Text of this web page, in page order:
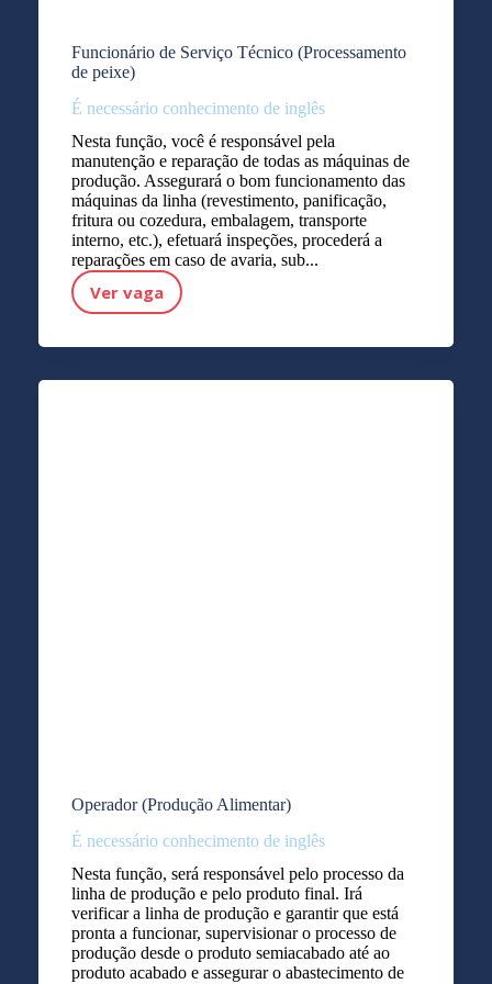
Funcionário de Serviço Técnico (Processamento
de peixe)
É necessário conhecimento de inglês
Nesta função, você é responsável pela
manutenção e reparação de todas as máquinas de
produção. Assegurará o bom funcionamento das
máquinas da linha (revestimento, panificação,
fritura ou cozedura, embalagem, transporte
interno, etc.), efetuará inspeções, procederá a
reparações em caso de avaria, sub...
Ver vaga
Funcionário de Serviço Técnico (Processamento de peixe)
Operador (Produção Alimentar)
É necessário conhecimento de inglês
Nesta função, será responsável pelo processo da
linha de produção e pelo produto final. Irá
verificar a linha de produção e garantir que está
pronta a funcionar, supervisionar o processo de
produção desde o produto semiacabado até ao
produto acabado e assegurar o abastecimento de